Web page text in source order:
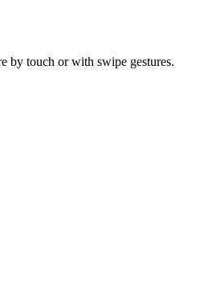
by touch or with swipe gestures.